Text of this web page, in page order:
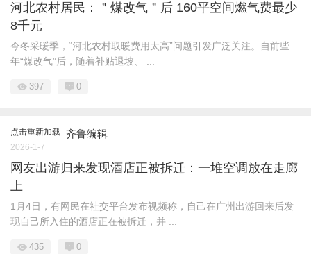
河北农村居民：＂煤改气＂后 160平空间燃气费最少
8千元
今冬采暖季，“河北农村取暖费用太高”问题引发广泛关注。自前些
年“煤改气”后，随着补贴退坡、 ...
397 0
点击重新加载 齐鲁编辑
2026-1-7
网友出游归来发现酒店正被拆迁：一堆空调放在走廊
上
1月4日，有网民在社交平台发布视频称，自己在广州出游回来后发
现自己所入住的酒店正在被拆迁，并 ...
435 0